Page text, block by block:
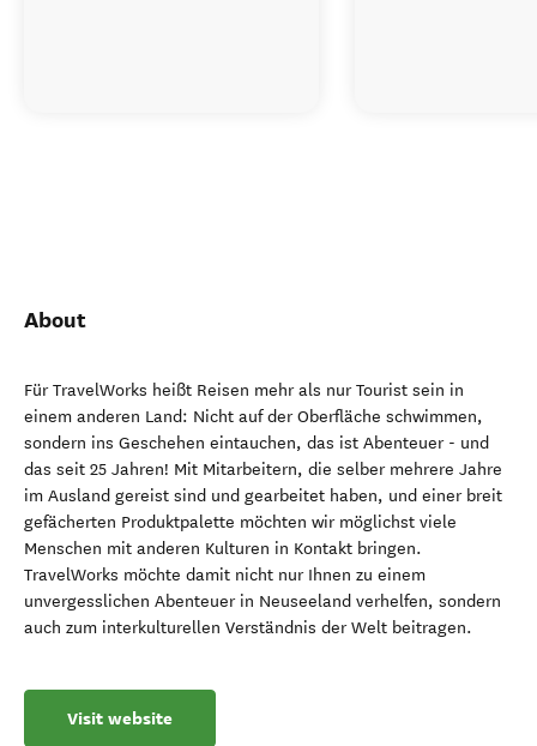
About
Für TravelWorks heißt Reisen mehr als nur Tourist sein in
einem anderen Land: Nicht auf der Oberfläche schwimmen,
sondern ins Geschehen eintauchen, das ist Abenteuer - und
das seit 25 Jahren! Mit Mitarbeitern, die selber mehrere Jahre
im Ausland gereist sind und gearbeitet haben, und einer breit
gefächerten Produktpalette möchten wir möglichst viele
Menschen mit anderen Kulturen in Kontakt bringen.
TravelWorks möchte damit nicht nur Ihnen zu einem
unvergesslichen Abenteuer in Neuseeland verhelfen, sondern
auch zum interkulturellen Verständnis der Welt beitragen.
Visit website